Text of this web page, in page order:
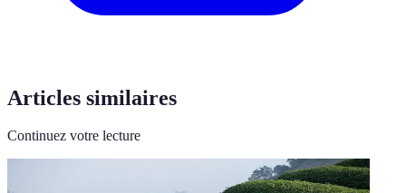
Articles similaires
Continuez votre lecture